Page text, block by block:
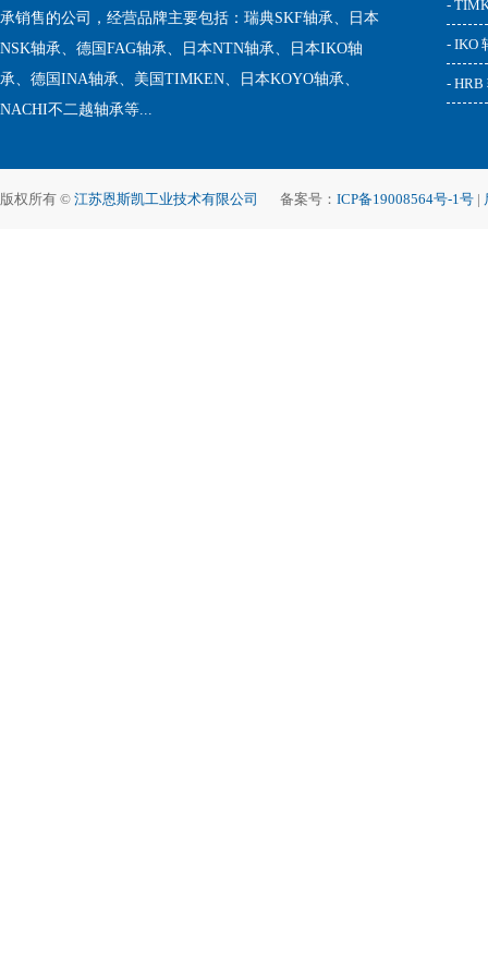
承销售的公司，经营品牌主要包括：瑞典SKF轴承、日本
NSK轴承、德国FAG轴承、日本NTN轴承、日本IKO轴
承、德国INA轴承、美国TIMKEN、日本KOYO轴承、
NACHI不二越轴承等...
-
- IKO
- HRB
版权所有 © 江苏恩斯凯工业技术有限公司 备案号： ICP备19008564号-1号 |